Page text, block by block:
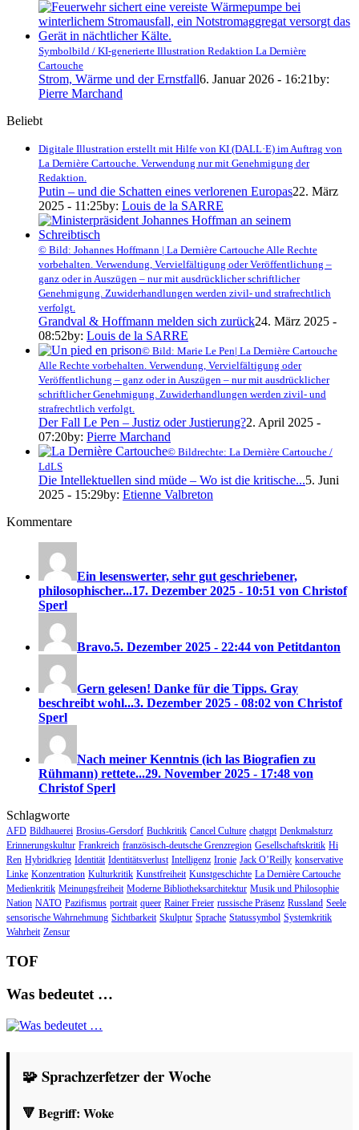
Symbolbild / KI-generierte Illustration Redaktion La Dernière
Cartouche
Strom, Wärme und der Ernstfall6. Januar 2026 - 16:21by:
Pierre Marchand
Beliebt
Digitale Illustration erstellt mit Hilfe von KI (DALL·E) im Auftrag von
La Dernière Cartouche. Verwendung nur mit Genehmigung der
Redaktion.
Putin – und die Schatten eines verlorenen Europas22. März
2025 - 11:25by: Louis de la SARRE
© Bild: Johannes Hoffmann | La Dernière Cartouche Alle Rechte
vorbehalten. Verwendung, Vervielfältigung oder Veröffentlichung –
ganz oder in Auszügen – nur mit ausdrücklicher schriftlicher
Genehmigung. Zuwiderhandlungen werden zivil- und strafrechtlich
verfolgt.
Grandval & Hoffmann melden sich zurück24. März 2025 -
08:52by: Louis de la SARRE
© Bild: Marie Le Pen| La Dernière Cartouche
Alle Rechte vorbehalten. Verwendung, Vervielfältigung oder
Veröffentlichung – ganz oder in Auszügen – nur mit ausdrücklicher
schriftlicher Genehmigung. Zuwiderhandlungen werden zivil- und
strafrechtlich verfolgt.
Der Fall Le Pen – Justiz oder Justierung?2. April 2025 -
07:20by: Pierre Marchand
© Bildrechte: La Dernière Cartouche /
LdLS
Die Intellektuellen sind müde – Wo ist die kritische...5. Juni
2025 - 15:29by: Etienne Valbreton
Kommentare
Ein lesenswerter, sehr gut geschriebener,
philosophischer...17. Dezember 2025 - 10:51 von Christof
Sperl
Bravo.5. Dezember 2025 - 22:44 von Petitdanton
Gern gelesen! Danke für die Tipps. Gray
beschreibt wohl...3. Dezember 2025 - 08:02 von Christof
Sperl
Nach meiner Kenntnis (ich las Biografien zu
Rühmann) rettete...29. November 2025 - 17:48 von
Christof Sperl
Schlagworte
AFD Bildhauerei Brosius-Gersdorf Buchkritik Cancel Culture chatgpt Denkmalsturz
Erinnerungskultur Frankreich französisch-deutsche Grenzregion Gesellschaftskritik Hi
Ren Hybridkrieg Identität Identitätsverlust Intelligenz Ironie Jack O’Reilly konservative
Linke Konzentration Kulturkritik Kunstfreiheit Kunstgeschichte La Dernière Cartouche
Medienkritik Meinungsfreiheit Moderne Bibliotheksarchitektur Musik und Philosophie
Nation NATO Pazifismus portrait queer Rainer Freier russische Präsenz Russland Seele
sensorische Wahrnehmung Sichtbarkeit Skulptur Sprache Statussymbol Systemkritik
Wahrheit Zensur
TOF
Was bedeutet …
🧩 Sprachzerfetzer der Woche
🔻 Begriff: Woke